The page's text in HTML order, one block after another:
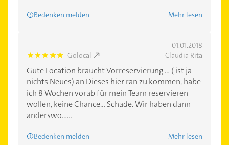
Bedenken melden Mehr lesen
01.01.2018
5.0 Golocal Claudia Rita
Gute Location braucht Vorreservierung ... ( ist ja
nichts Neues) an Dieses hier ran zu kommen, habe
ich 8 Wochen vorab für mein Team reservieren
wollen, keine Chance... Schade. Wir haben dann
anderswo......
Bedenken melden Mehr lesen